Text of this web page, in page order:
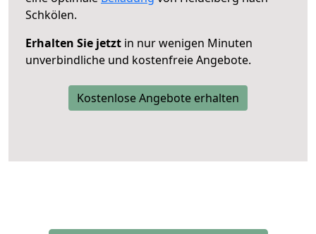
Schkölen.
Erhalten Sie jetzt in nur wenigen Minuten
unverbindliche und kostenfreie Angebote.
Kostenlose Angebote erhalten